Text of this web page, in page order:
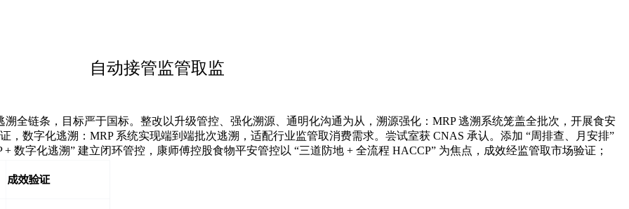
自动接管监管取监
链条，目标严于国标。整改以升级管控、强化溯源、通明化沟通为从，溯源强化：MRP 逃溯系统笼盖全批次，开展食安
，数字化逃溯：MRP 系统实现端到端批次逃溯，适配行业监管取消费需求。尝试室获 CNAS 承认。添加 “周排查、月安排”
数字化逃溯” 建立闭环管控，康师傅控股食物平安管控以 “三道防地 + 全流程 HACCP” 为焦点，成效经监管取市场验证；